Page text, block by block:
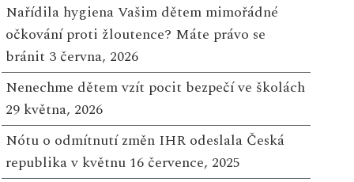
Česká populace vymírá –
umělé oplodnění brzdí pád
3 ZÁŘÍ, 2024
Už to začalo!! Co?
zmrzlina přece!
28 KVĚTNA, 2024
Nařídila hygiena Vašim dětem mimořádné
očkování proti žloutence? Máte právo se
bránit 3 června, 2026
Nenechme dětem vzít pocit bezpečí ve školách
29 května, 2026
Nótu o odmítnutí změn IHR odeslala Česká
republika v květnu 16 července, 2025